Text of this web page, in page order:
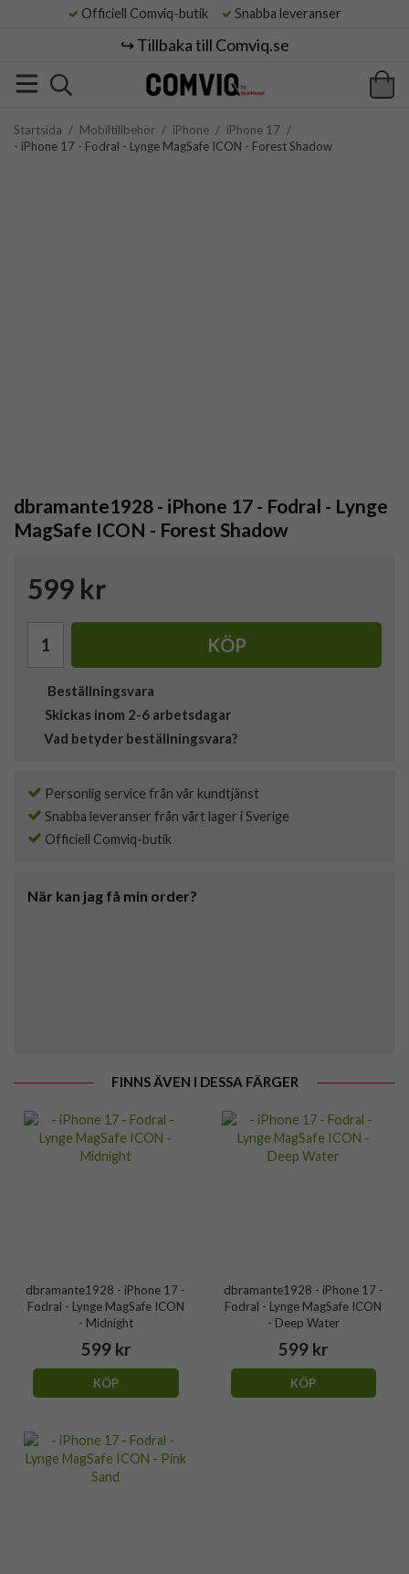
Officiell Comviq-butik Snabba leveranser
↪️ Tillbaka till Comviq.se
Startsida / Mobiltillbehör / iPhone / iPhone 17 /
- iPhone 17 - Fodral - Lynge MagSafe ICON - Forest Shadow
dbramante1928 - iPhone 17 - Fodral - Lynge
MagSafe ICON - Forest Shadow
599 kr
KÖP
Beställningsvara
Skickas inom 2-6 arbetsdagar
Vad betyder beställningsvara?
Personlig service från vår kundtjänst
Snabba leveranser från vårt lager i Sverige
Officiell Comviq-butik
När kan jag få min order?
FINNS ÄVEN I DESSA FÄRGER
dbramante1928 - iPhone 17 -
Fodral - Lynge MagSafe ICON
- Midnight
599 kr
KÖP
dbramante1928 - iPhone 17 -
Fodral - Lynge MagSafe ICON
- Deep Water
599 kr
KÖP